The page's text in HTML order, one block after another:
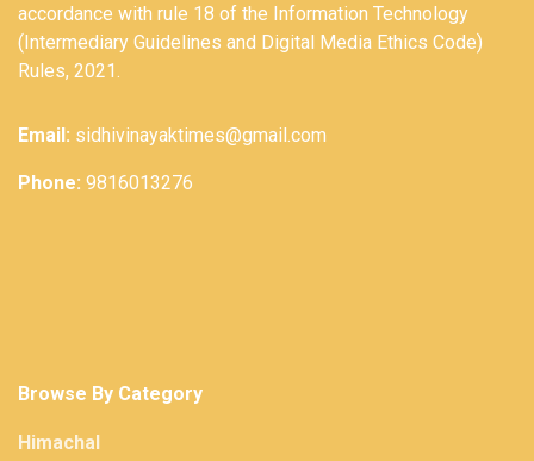
accordance with rule 18 of the Information Technology
(Intermediary Guidelines and Digital Media Ethics Code)
Rules, 2021.
Email: sidhivinayaktimes@gmail.com
Phone: 9816013276
Browse By Category
Himachal